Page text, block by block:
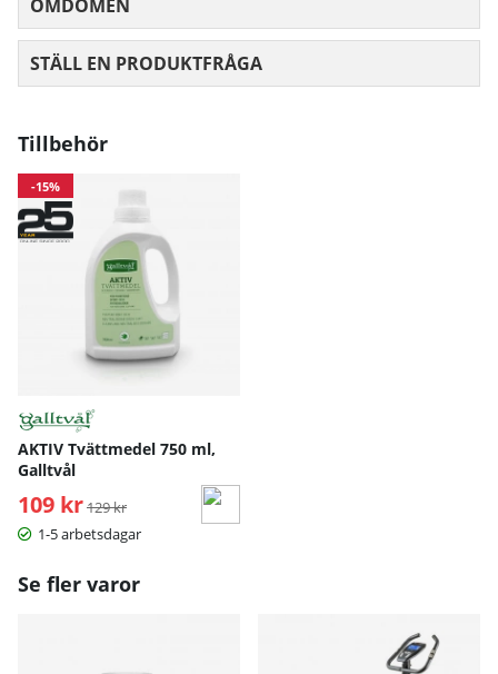
Bröst 101 107 113 119
Midja 71 77 83 89
Höft
Mått angivna i cm.
OMDÖMEN
STÄLL EN PRODUKTFRÅGA
Tillbehör
-15%
AKTIV Tvättmedel 750 ml,
Galltvål
109 kr Ordinarie pris:
129 kr
1-5 arbetsdagar
Se fler varor